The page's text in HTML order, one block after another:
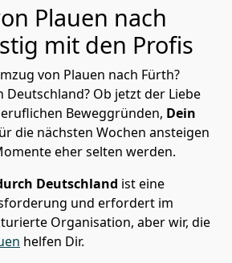
Plauen nach
mit den Profis
von Plauen nach Fürth?
Deutschland? Ob jetzt der Liebe
Beweggründen, Dein
die nächsten Wochen ansteigen
eher selten werden.
Deutschland ist eine
und erfordert im
Organisation, aber wir, die
helfen Dir.